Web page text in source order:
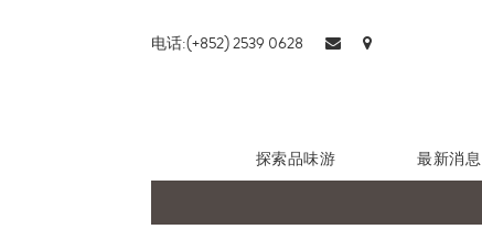
电话:(+852) 2539 0628
探索品味游 最新消息